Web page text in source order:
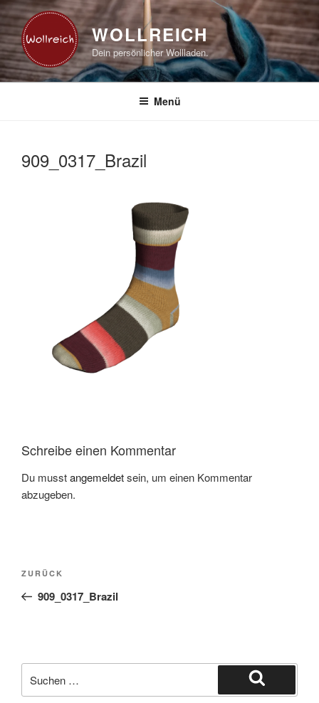
Zum
Inhalt
springen
WOLLREICH
Dein persönlicher Wollladen.
Menü
909_0317_Brazil
Schreibe einen Kommentar
Du musstangemeldetsein, um einen Kommentar
abzugeben.
Beitragsnavigation
Vorheriger
Beitrag
ZURÜCK
909_0317_Brazil
nach:
Suchen